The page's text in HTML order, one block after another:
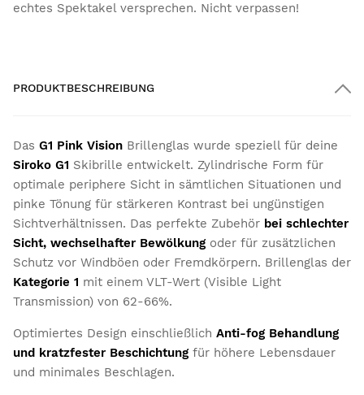
echtes Spektakel versprechen. Nicht verpassen!
PRODUKTBESCHREIBUNG
Das G1 Pink Vision Brillenglas wurde speziell für deine
Siroko G1 Skibrille entwickelt. Zylindrische Form für
optimale periphere Sicht in sämtlichen Situationen und
pinke Tönung für stärkeren Kontrast bei ungünstigen
Sichtverhältnissen. Das perfekte Zubehör bei schlechter
Sicht, wechselhafter Bewölkungoder für zusätzlichen
Schutz vor Windböen oder Fremdkörpern. Brillenglas der
Kategorie 1 mit einem VLT-Wert (Visible Light
Transmission) von 62-66%.
Optimiertes Design einschließlich Anti-fog Behandlung
und kratzfester Beschichtungfür höhere Lebensdauer
und minimales Beschlagen.